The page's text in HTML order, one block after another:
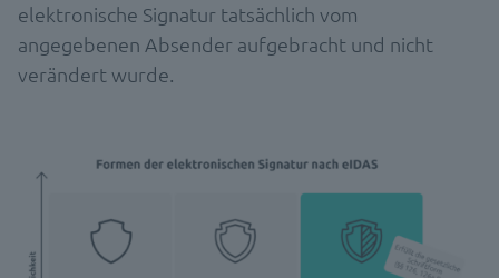
elektronische Signatur tatsächlich vom
angegebenen Absender aufgebracht und nicht
verändert wurde.